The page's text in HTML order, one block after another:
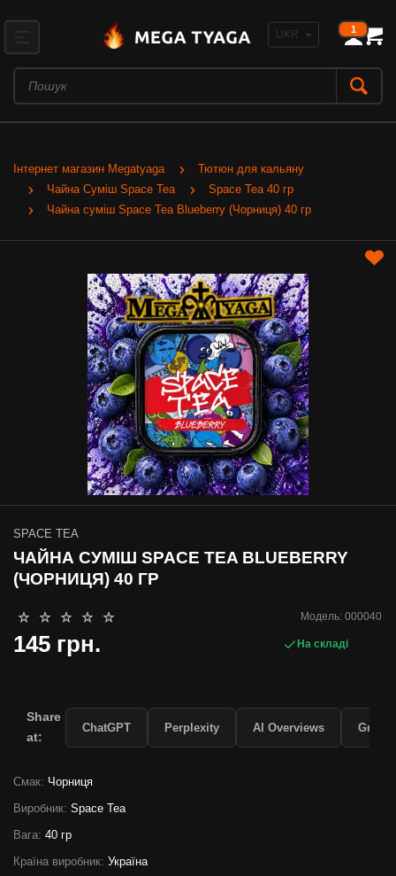
1
Інтернет магазин Megatyaga
Тютюн для кальяну
Чайна Суміш Space Tea
Space Tea 40 гр
Чайна суміш Space Tea Blueberry (Чорниця) 40 гр
Модель: 000040
SPACE TEA
ЧАЙНА СУМІШ SPACE TEA BLUEBERRY
(ЧОРНИЦЯ) 40 ГР
На складі
145 грн.
Смак: Чорниця
Виробник: Space Tea
Вага: 40 гр
Країна виробник: Україна
Share
at:
ChatGPT Perplexity AI Overviews Grok